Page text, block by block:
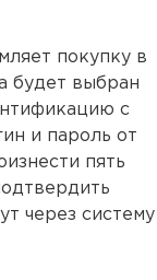
покупку в
будет выбран
с
и пароль от
пять
через систему